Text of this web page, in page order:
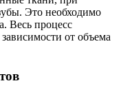
Это необходимо
Весь процесс
от объема